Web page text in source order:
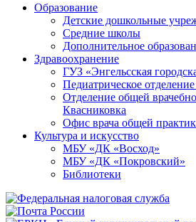
Образование
Детские дошкольные
Средние школы
Дополнительное
Здравоохранение
ГУЗ «Энгельсская
Педиатрическое
Отделение общей
Квасниковка
Офис врача общей
Культура и искусство
МБУ «ДК «Восход»
МБУ «ДК «Покровский»
Библиотеки